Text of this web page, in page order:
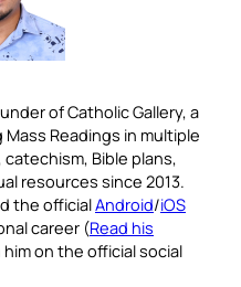
of Catholic Gallery, a
Readings in multiple
Bible plans,
resources since 2013.
the officialAndroid/iOS
career (Read his
on the official social